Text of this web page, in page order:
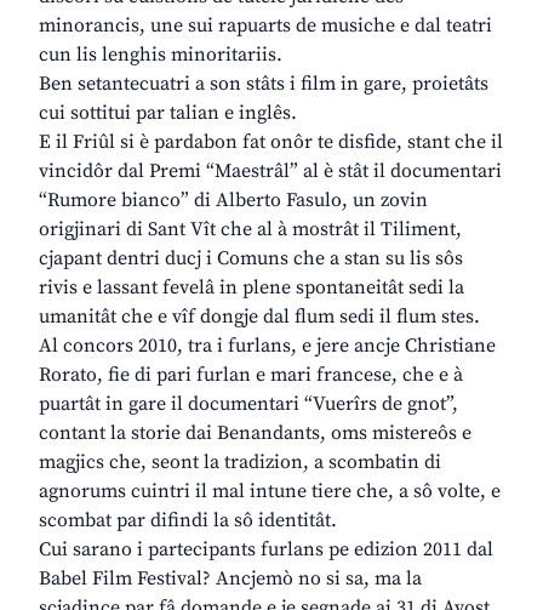
minorancis, une sui rapuarts de musiche e dal teatri
cun lis lenghis minoritariis.
Ben setantecuatri a son stâts i film in gare, proietâts
cui sottitui par talian e inglês.
E il Friûl si è pardabon fat onôr te disfide, stant che il
vincidôr dal Premi “Maestrâl” al è stât il documentari
“Rumore bianco” di Alberto Fasulo, un zovin
origjinari di Sant Vît che al à mostrât il Tiliment,
cjapant dentri ducj i Comuns che a stan su lis sôs
rivis e lassant fevelâ in plene spontaneitât sedi la
umanitât che e vîf dongje dal flum sedi il flum stes.
Al concors 2010, tra i furlans, e jere ancje Christiane
Rorato, fie di pari furlan e mari francese, che e à
puartât in gare il documentari “Vuerîrs de gnot”,
contant la storie dai Benandants, oms mistereôs e
magjics che, seont la tradizion, a scombatin di
agnorums cuintri il mal intune tiere che, a sô volte, e
scombat par difindi la sô identitât.
Cui sarano i partecipants furlans pe edizion 2011 dal
Babel Film Festival? Ancjemò no si sa, ma la